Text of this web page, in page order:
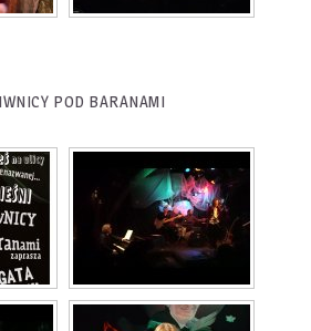
POD BARANAMI